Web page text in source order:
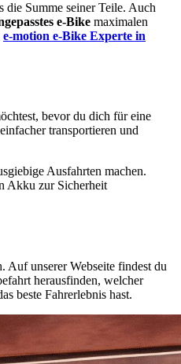
die Summe seiner Teile. Auch
e-Bike maximalen
e-motion e-Bike Experte in
bevor du dich für eine
transportieren und
Ausfahrten machen.
Akku zur Sicherheit
Auf unserer Webseite findest du
herausfinden, welcher
beste Fahrerlebnis hast.